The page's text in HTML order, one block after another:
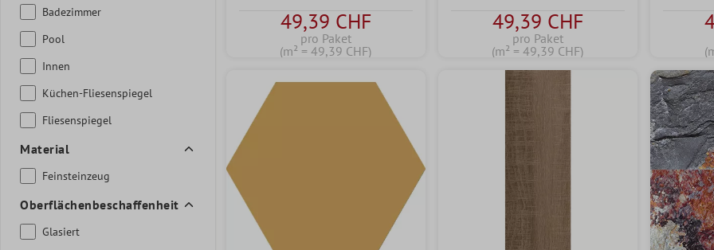
Badezimmer
Pool
Innen
Küchen-Fliesenspiegel
Fliesenspiegel
Material
Feinsteinzeug
Oberflächenbeschaffenheit
Glasiert
49,39 CHF
pro Paket
(m² = 49,39 CHF)
49,39 CHF
pro Paket
(m² = 49,39 CHF)